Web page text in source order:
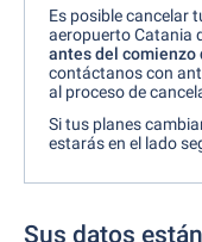
Es posible cancelar
aeropuerto Catania
antes del
contáctanos con
al proceso de
Si tus planes
estarás en el lado
Sus datos